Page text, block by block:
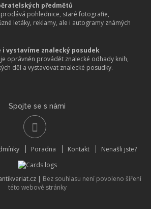
předmětů
pohlednice, staré fotografie,
letáky, reklamy, ale i autogramy známých
i vystavíme znalecký posudek
oprávněn provádět znalecké odhady knih,
děl a vystavovat znalecké posudky.
Spojte se s námi
Poradna Kontakt Nenašli jste?
| Bez souhlasu není povoleno šíření
této webové stránky